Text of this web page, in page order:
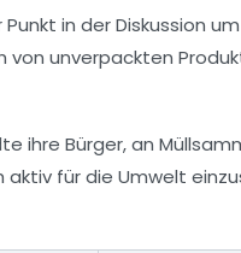
in der Diskussion
von unverpackten
ihre Bürger, an
aktiv für die Umwelt